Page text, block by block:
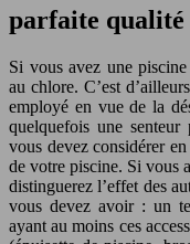
parfaite qualité
Si vous avez une
au chlore. C’est
employé en vue de la
quelquefois une
vous devez considérer
de votre piscine. Si vous
distinguerez l’effet des
vous devez avoir : un
ayant au moins ces